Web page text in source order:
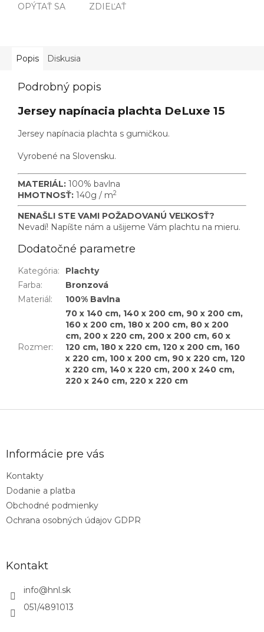
OPÝTAŤ SA ZDIEĽAŤ
Popis Diskusia
Podrobný popis
Jersey napínacia plachta DeLuxe 15
Jersey napínacia plachta s gumičkou.
Vyrobené na Slovensku.
MATERIÁL: 100% bavlna
HMOTNOSŤ: 140g / m2
NENAŠLI STE VAMI POŽADOVANÚ VEĽKOSŤ?
Nevadí! Napíšte nám a ušijeme Vám plachtu na mieru.
Dodatočné parametre
Kategória:
Plachty
Farba:
Bronzová
Materiál: 100% Bavlna
Rozmer:
70 x 140 cm, 140 x 200 cm, 90 x 200 cm,
160 x 200 cm, 180 x 200 cm, 80 x 200
cm, 200 x 220 cm, 200 x 200 cm, 60 x
120 cm, 180 x 220 cm, 120 x 200 cm, 160
x 220 cm, 100 x 200 cm, 90 x 220 cm, 120
x 220 cm, 140 x 220 cm, 200 x 240 cm,
220 x 240 cm, 220 x 220 cm
Informácie pre vás
Kontakty
Dodanie a platba
Obchodné podmienky
Ochrana osobných údajov GDPR
Kontakt
info@hnl.sk
051/4891013